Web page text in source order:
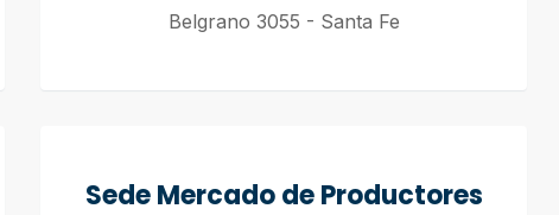
Belgrano 3055 - Santa Fe
Sede Mercado de Productores